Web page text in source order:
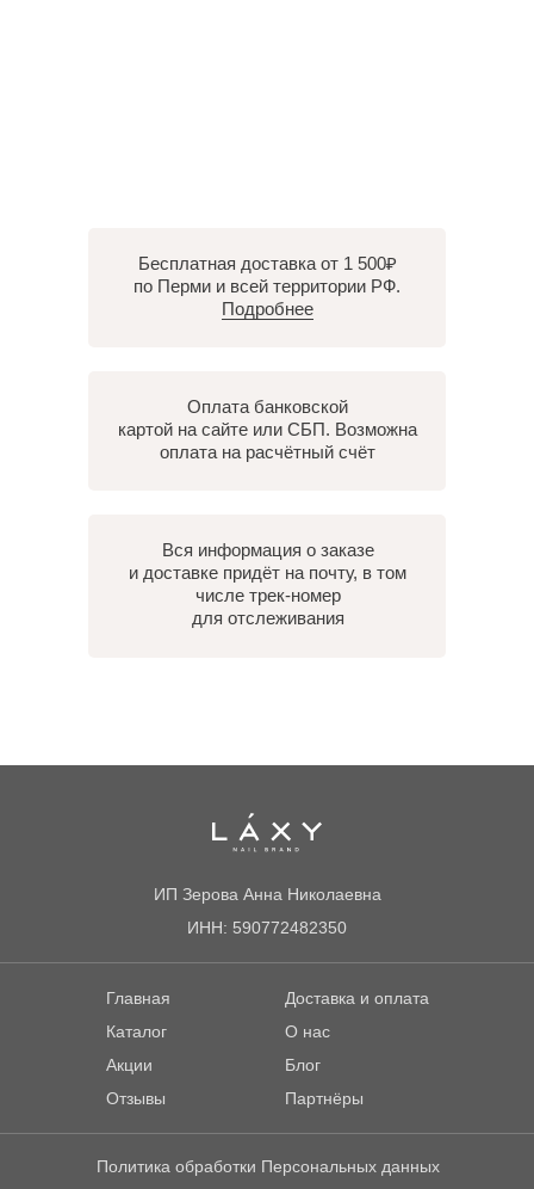
Бесплатная доставка от 1 500₽
по Перми и всей территории РФ.
Подробнее
Оплата банковской
картой на сайте или СБП. Возможна
оплата на расчётный счёт
Вся информация о заказе
и доставке придёт на почту, в том
числе трек-номер
для отслеживания
ИП Зерова Анна Николаевна
ИНН: 590772482350
Главная
Каталог
Акции
Отзывы
Доставка и оплата
О нас
Блог
Партнёры
Политика обработки Персональных данных